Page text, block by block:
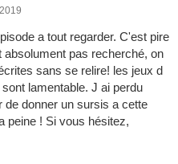
a tout regarder. C'est pire
pas recherché, on
sans se relire! les jeux d
lamentable. J ai perdu
de donner un sursis a cette
peine ! Si vous hésitez,